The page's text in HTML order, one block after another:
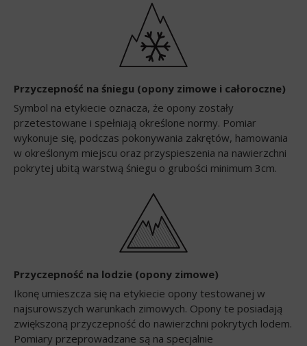
Przyczepność na śniegu (opony zimowe i całoroczne)
Symbol na etykiecie oznacza, że opony zostały
przetestowane i spełniają określone normy. Pomiar
wykonuje się, podczas pokonywania zakrętów, hamowania
w określonym miejscu oraz przyspieszenia na nawierzchni
pokrytej ubitą warstwą śniegu o grubości minimum 3cm.
Przyczepność na lodzie (opony zimowe)
Ikonę umieszcza się na etykiecie opony testowanej w
najsurowszych warunkach zimowych. Opony te posiadają
zwiększoną przyczepność do nawierzchni pokrytych lodem.
Pomiary przeprowadzane są na specjalnie